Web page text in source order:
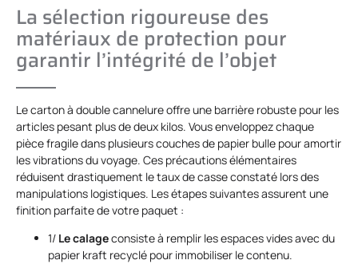
La sélection rigoureuse des
matériaux de protection pour
garantir l’intégrité de l’objet
Le carton à double cannelure offre une barrière robuste pour les
articles pesant plus de deux kilos. Vous enveloppez chaque
pièce fragile dans plusieurs couches de papier bulle pour amortir
les vibrations du voyage. Ces précautions élémentaires
réduisent drastiquement le taux de casse constaté lors des
manipulations logistiques. Les étapes suivantes assurent une
finition parfaite de votre paquet :
1/ Le calageconsiste à remplir les espaces vides avec du
papier kraft recyclé pour immobiliser le contenu.